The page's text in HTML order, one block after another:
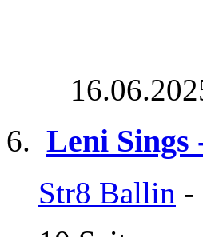
Leni Sings
Str8 Ballin -